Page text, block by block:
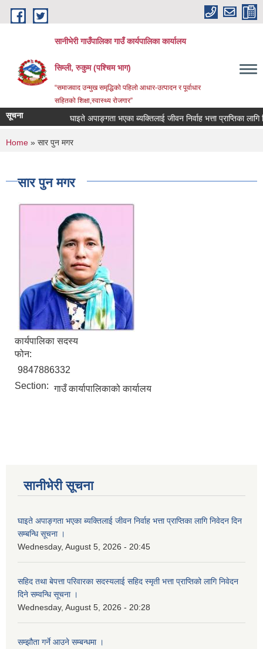
Skip to main content
सानीभेरी गाउँपालिका गाउँ कार्यपालिका कार्यालय
सिम्ली, रुकुम (पश्चिम भाग)
“समाजवाद उन्मुख समृद्धिको पहिलो आधार-उत्पादन र पूर्वाधार
सहितको शिक्षा,स्वास्थ्य रोजगार”
सूचना घाइते अपाङ्गता भएका ब्यक्तिलाई जीवन निर्वाह भत्ता प्राप्तिका लागि
You are here
Home » सार पुन मगर
सार पुन मगर
कार्यपालिका सदस्य
फोन:
9847886332
Section: गाउँ कार्यापालिकाको कार्यालय
सानीभेरी सूचना
घाइते अपाङ्गता भएका ब्यक्तिलाई जीवन निर्वाह भत्ता प्राप्तिका लागि निवेदन दिन
सम्बन्धि सूचना ।
Wednesday, August 5, 2026 - 20:45
सहिद तथा बेपत्ता परिवारका सदस्यलाई सहिद स्मृती भत्ता प्राप्तिको लागि निवेदन
दिने सम्वन्धि सूचना ।
Wednesday, August 5, 2026 - 20:28
सम्झौता गर्ने आउने सम्बन्धमा ।